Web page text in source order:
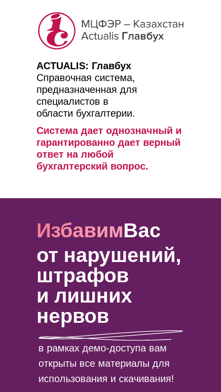
ACTUALIS: Главбух
Справочная система,
предназначенная для
специалистов в
области бухгалтерии.
Система дает однозначный и
гарантированно дает верный
ответ на любой
бухгалтерский вопрос.
в рамках демо-доступа вам
открыты все материалы для
использования и скачивания!
ИзбавимВас
от нарушений,
штрафов
и лишних
нервов